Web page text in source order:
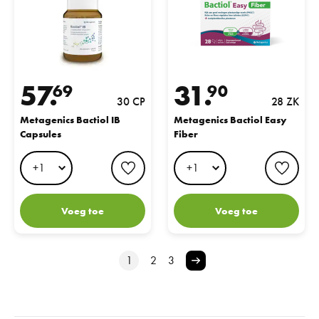
57.69 30 CP
Metagenics Bactiol IB
Capsules
favorite button
Voeg toe
31.90 28 ZK
Metagenics Bactiol Easy
Fiber
Voeg toe
1 2 3